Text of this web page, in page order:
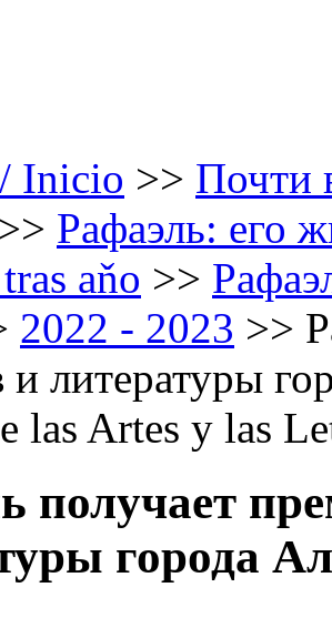
Inicio >> Почти
>> Рафаэль: его
aňo >>
2022 - 2023 >>
и литературы
las Artes y las
получает
города